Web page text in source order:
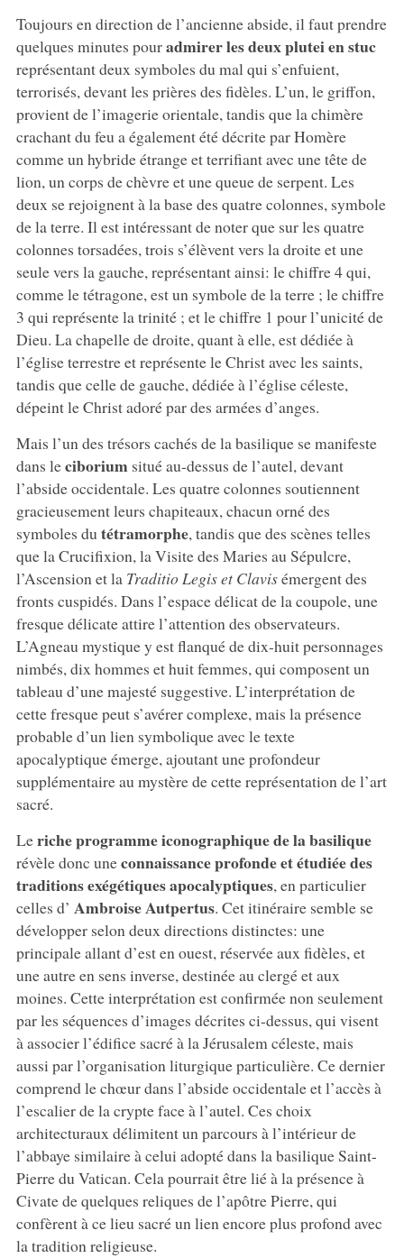
Toujours en direction de l’ancienne abside, il faut prendre
quelques minutes pouradmirer les deux plutei en stuc
représentant deux symboles du mal qui s’enfuient,
terrorisés, devant les prières des fidèles. L’un, le griffon,
provient de l’imagerie orientale, tandis que la chimère
crachant du feu a également été décrite par Homère
comme un hybride étrange et terrifiant avec une tête de
lion, un corps de chèvre et une queue de serpent. Les
deux se rejoignent à la base des quatre colonnes, symbole
de la terre. Il est intéressant de noter que sur les quatre
colonnes torsadées, trois s’élèvent vers la droite et une
seule vers la gauche, représentant ainsi: le chiffre 4 qui,
comme le tétragone, est un symbole de la terre ; le chiffre
3 qui représente la trinité ; et le chiffre 1 pour l’unicité de
Dieu. La chapelle de droite, quant à elle, est dédiée à
l’église terrestre et représente le Christ avec les saints,
tandis que celle de gauche, dédiée à l’église céleste,
dépeint le Christ adoré par des armées d’anges.
Mais l’un des trésors cachés de la basilique se manifeste
dans leciboriumsitué au-dessus de l’autel, devant
l’abside occidentale. Les quatre colonnes soutiennent
gracieusement leurs chapiteaux, chacun orné des
symboles dutétramorphe, tandis que des scènes telles
que la Crucifixion, la Visite des Maries au Sépulcre,
l’Ascension et la Traditio Legis et Clavisémergent des
fronts cuspidés. Dans l’espace délicat de la coupole, une
fresque délicate attire l’attention des observateurs.
L’Agneau mystique y est flanqué de dix-huit personnages
nimbés, dix hommes et huit femmes, qui composent un
tableau d’une majesté suggestive. L’interprétation de
cette fresque peut s’avérer complexe, mais la présence
probable d’un lien symbolique avec le texte
apocalyptique émerge, ajoutant une profondeur
supplémentaire au mystère de cette représentation de l’art
sacré.
Leriche programme iconographique de la basilique
révèle donc uneconnaissance profonde et étudiée des
traditions exégétiques apocalyptiques, en particulier
celles d’ Ambroise Autpertus. Cet itinéraire semble se
développer selon deux directions distinctes: une
principale allant d’est en ouest, réservée aux fidèles, et
une autre en sens inverse, destinée au clergé et aux
moines. Cette interprétation est confirmée non seulement
par les séquences d’images décrites ci-dessus, qui visent
à associer l’édifice sacré à la Jérusalem céleste, mais
aussi par l’organisation liturgique particulière. Ce dernier
comprend le chœur dans l’abside occidentale et l’accès à
l’escalier de la crypte face à l’autel. Ces choix
architecturaux délimitent un parcours à l’intérieur de
l’abbaye similaire à celui adopté dans la basilique Saint-
Pierre du Vatican. Cela pourrait être lié à la présence à
Civate de quelques reliques de l’apôtre Pierre, qui
confèrent à ce lieu sacré un lien encore plus profond avec
la tradition religieuse.